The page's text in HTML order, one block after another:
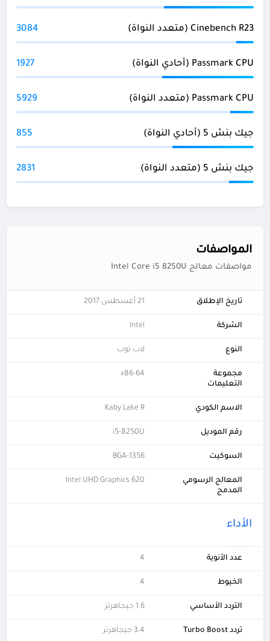
Cinebench R23 (متعدد النواة) 3084
Passmark CPU (أحادي النواة) 1927
Passmark CPU (متعدد النواة) 5929
جيك بنش 5 (أحادي النواة) 855
جيك بنش 5 (متعدد النواة) 2831
المواصفات
مواصفات معالج Intel Core i5 8250U
تاريخ الإطلاق 21 أغسطس 2017
الشركة Intel
النوع لاب توب
مجموعة
التعليمات
x86-64
الاسم الكودي Kaby Lake R
رقم الموديل i5-8250U
السوكيت BGA-1356
المعالج الرسومي
المدمج
Intel UHD Graphics 620
الأداء
عدد الأنوية 4
الخيوط 4
التردد الأساسي 1.6 جيجاهرتز
تردد Turbo Boost 3.4 جيجاهرتز